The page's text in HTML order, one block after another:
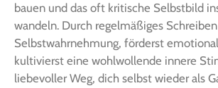
bau­en und das oft kri­ti­sche Selbst­bild
wan­deln. Durch regel­mä­ßi­ges
Selbst­wahr­neh­mung, för­derst
kul­ti­vierst eine wohl­wol­len­de inne­re
lie­be­vol­ler Weg, dich selbst wie­der als